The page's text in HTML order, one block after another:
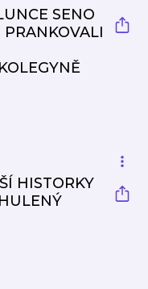
SENO
PRANKOVALI
HISTORKY